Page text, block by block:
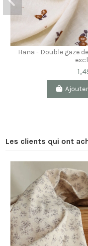
Hana - Double gaze
Les clients qui ont